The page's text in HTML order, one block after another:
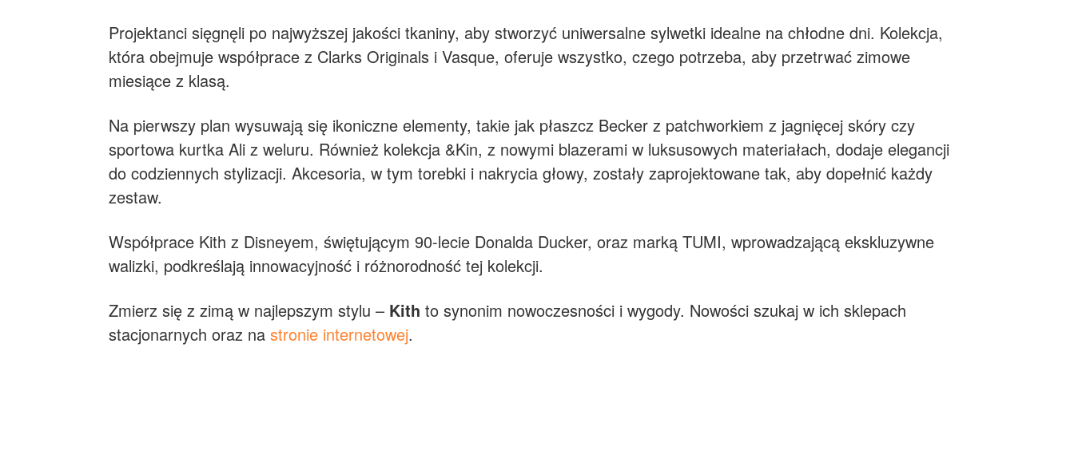
Projektanci sięgnęli po najwyższej jakości tkaniny, aby stworzyć uniwersalne sylwetki idealne na chłodne dni. Kolekcja,
która obejmuje współprace z Clarks Originals i Vasque, oferuje wszystko, czego potrzeba, aby przetrwać zimowe
miesiące z klasą.
Na pierwszy plan wysuwają się ikoniczne elementy, takie jak płaszcz Becker z patchworkiem z jagnięcej skóry czy
sportowa kurtka Ali z weluru. Również kolekcja &Kin, z nowymi blazerami w luksusowych materiałach, dodaje elegancji
do codziennych stylizacji. Akcesoria, w tym torebki i nakrycia głowy, zostały zaprojektowane tak, aby dopełnić każdy
zestaw.
Współprace Kith z Disneyem, świętującym 90-lecie Donalda Ducker, oraz marką TUMI, wprowadzającą ekskluzywne
walizki, podkreślają innowacyjność i różnorodność tej kolekcji.
Zmierz się z zimą w najlepszym stylu – Kith to synonim nowoczesności i wygody. Nowości szukaj w ich sklepach
stacjonarnych oraz na stronie internetowej.